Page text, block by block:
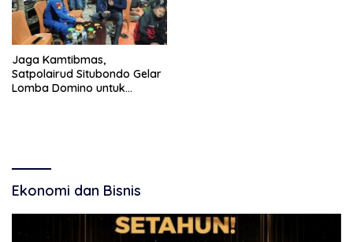
Jaga Kamtibmas,
Satpolairud Situbondo Gelar
Lomba Domino untuk
Ekonomi dan Bisnis